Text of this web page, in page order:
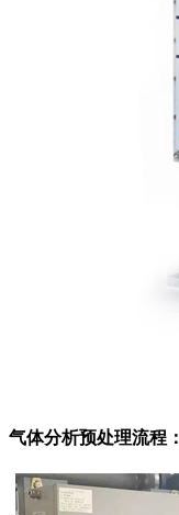
气体分析预处理流程：